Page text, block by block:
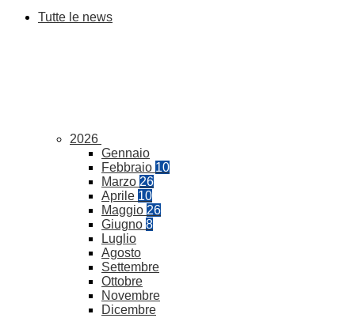
Tutte le news
2026
Gennaio
Febbraio 10
Marzo 26
Aprile 10
Maggio 26
Giugno 8
Luglio
Agosto
Settembre
Ottobre
Novembre
Dicembre